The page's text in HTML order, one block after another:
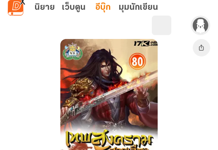
ข้ามไปยังเนื้อหาหลัก
นิยาย เว็บตูน อีบุ๊ก มุมนักเขียน